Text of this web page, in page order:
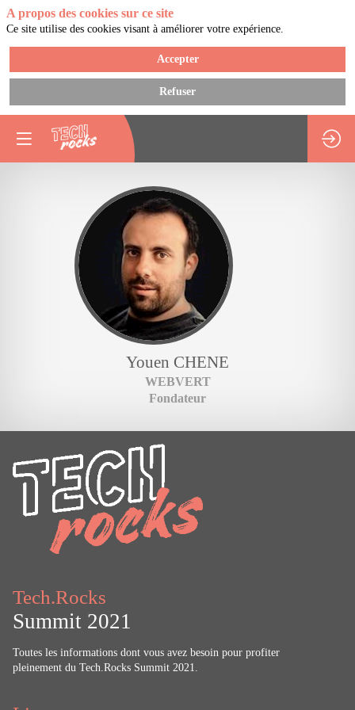
YC
Youen CHENE
WEBVERT
Fondateur
Tech.Rocks
Summit 2021
Toutes les informations dont vous avez besoin pour profiter
pleinement du Tech.Rocks Summit 2021.
A propos des cookies sur ce site
Ce site utilise des cookies visant à améliorer votre expérience.
Accepter
Refuser